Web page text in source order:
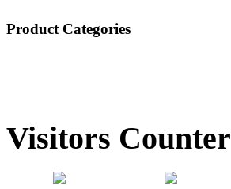
Product Categories
Visitors Counter